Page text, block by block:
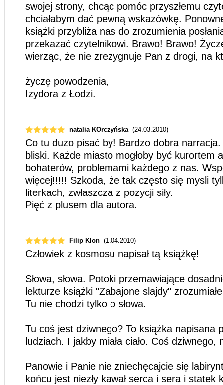
swojej strony, chcąc pomóc przyszłemu
chciałabym dać pewną wskazówkę.
książki przybliża nas do zrozumienia
przekazać czytelnikowi. Brawo! Brawo!
wierząc, że nie zrezygnuje Pan z drogi, na
życzę powodzenia,
Izydora z Łodzi.
natalia KOrczyńska (24.03.2010)
Co tu duzo pisać by! Bardzo dobra
bliski. Każde miasto mogłoby być kurortem
bohaterów, problemami każdego z nas.
więcej!!!!! Szkoda, że tak często się mysli
literkach, zwłaszcza z pozycji siły.
Pięć z plusem dla autora.
Filip Klon (1.04.2010)
Człowiek z kosmosu napisał tą książkę!
Słowa, słowa. Potoki przemawiające
lekturze książki "Zabajone slajdy"
Tu nie chodzi tylko o słowa.
Tu coś jest dziwnego? To książka napisana
ludziach. I jakby miała ciało. Coś dziwnego,
Panowie i Panie nie zniechęcajcie się
końcu jest niezły kawał serca i sera i statek